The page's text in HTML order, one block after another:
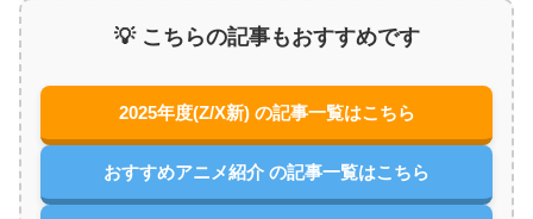
💡 こちらの記事もおすすめです
2025年度(Z/X新) の記事一覧はこちら
おすすめアニメ紹介 の記事一覧はこちら